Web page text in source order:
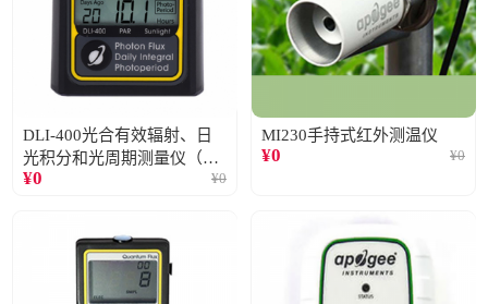
DLI-400光合有效辐射、日
光积分和光周期测量仪（仅
阳光）
¥0 ¥0
MI230手持式红外测温仪
¥0 ¥0